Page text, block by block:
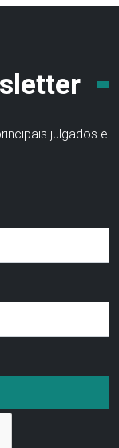
julgados e